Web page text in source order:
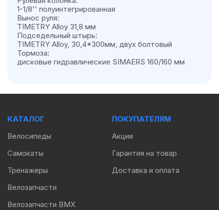
1-1/8'' полуинтегрированная
Вынос руля:
TIMETRY Alloy 31,8 мм
Подседельный штырь:
TIMETRY Alloy, 30,4*300мм, двух болтовый
Тормоза:
дисковые гидравлические SIMAERS 160/160 мм
КАТАЛОГ
Велосипеды
Самокаты
Тренажеры
Велозапчасти
Велозапчасти BMX
ПОКУПАТЕЛЯМ
Акции
Гарантия на товар
Доставка и оплата